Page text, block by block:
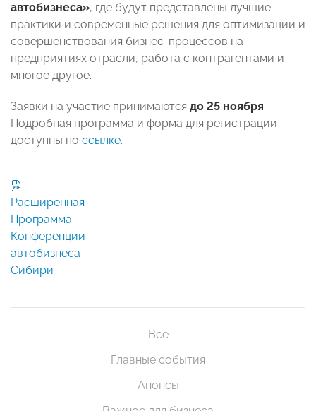
автобизнеса», где будут представлены лучшие
практики и современные решения для оптимизации и
совершенствования бизнес-процессов на
предприятиях отрасли, работа с контрагентами и
многое другое.
Заявки на участие принимаются до 25 ноября.
Подробная программа и форма для регистрации
доступны по ссылке.
Расширенная
Программа
Конференции
автобизнеса
Сибири
Все
Главные события
Анонсы